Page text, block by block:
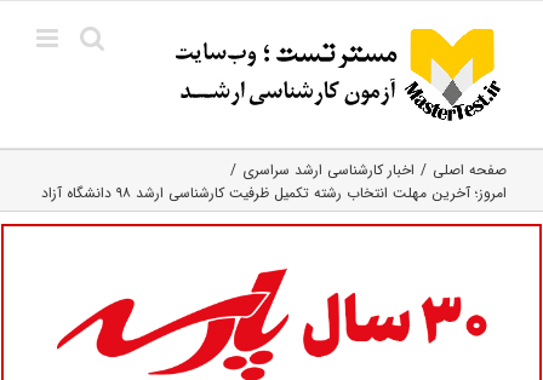
content
صفحه اصلی
اخبار کارشناسی ارشد سراسری
امروز؛ آخرین مهلت انتخاب رشته تکمیل ظرفیت کارشناسی ارشد ۹۸ دانشگاه آزاد